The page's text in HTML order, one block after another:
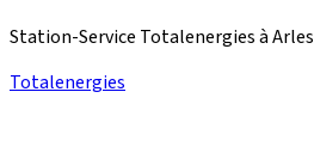
Station-Service Totalenergies à Arles
Totalenergies